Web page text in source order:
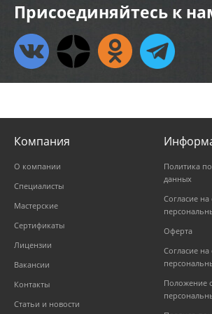
Присоединяйтесь к
Компания
О компании
Специалисты
Мастерские
Сертификаты
Лицензии
Вакансии
Контакты
Статьи и новости
Политика
данных
Согласие
Оферта
Согласие
Положение